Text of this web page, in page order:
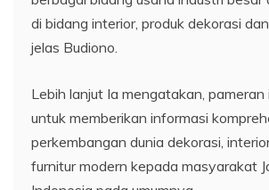
di bidang interior, produk dekorasi
jelas Budiono.
Lebih lanjut Ia mengatakan, pameran
untuk memberikan informasi
perkembangan dunia dekorasi,
furnitur modern kepada masyarakat